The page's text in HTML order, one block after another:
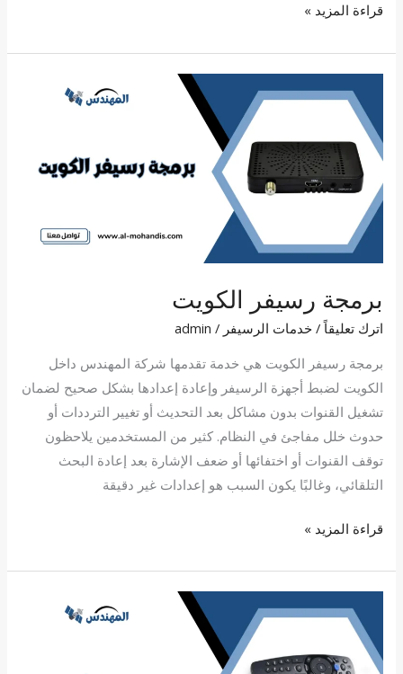
قراءة المزيد »
برمجة رسيفر الكويت
اترك تعليقاً /خدمات الرسيفر /
admin
برمجة رسيفر الكويت هي خدمة تقدمها شركة المهندس داخل
الكويت لضبط أجهزة الرسيفر وإعادة إعدادها بشكل صحيح لضمان
تشغيل القنوات بدون مشاكل بعد التحديث أو تغيير الترددات أو
حدوث خلل مفاجئ في النظام. كثير من المستخدمين يلاحظون
توقف القنوات أو اختفائها أو ضعف الإشارة بعد إعادة البحث
التلقائي، وغالبًا يكون السبب هو إعدادات غير دقيقة
رسيفر
الكويت
قراءة المزيد »
رسيفر
الأحمدي